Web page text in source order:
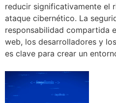
reducir significativamente el
ataque cibernético. La
responsabilidad compartida
web, los desarrolladores y
es clave para crear un